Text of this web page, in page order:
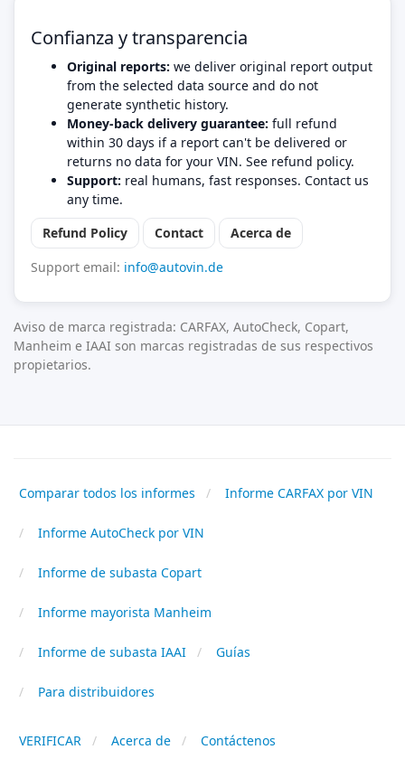
Confianza y transparencia
Original reports: we deliver original report output
from the selected data source and do not
generate synthetic history.
Money-back delivery guarantee: full refund
within 30 days if a report can't be delivered or
returns no data for your VIN. See refund policy.
Support: real humans, fast responses. Contact us
any time.
Refund Policy
Contact
Acerca de
Support email: info@autovin.de
Aviso de marca registrada: CARFAX, AutoCheck, Copart,
Manheim e IAAI son marcas registradas de sus respectivos
propietarios.
Comparar todos los informes Informe CARFAX por VIN
Informe AutoCheck por VIN
Informe de subasta Copart
Informe mayorista Manheim
Informe de subasta IAAI Guías
Para distribuidores
VERIFICAR Acerca de Contáctenos